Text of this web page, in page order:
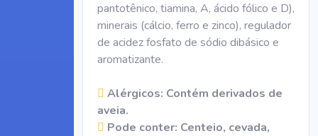
pantotênico, tiamina, A, ácido fólico e D),
minerais (cálcio, ferro e zinco), regulador
de acidez fosfato de sódio dibásico e
aromatizante.
Alérgicos: Contém derivados de
aveia.
Pode conter: Centeio, cevada,